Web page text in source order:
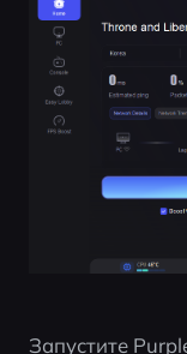
Запустите